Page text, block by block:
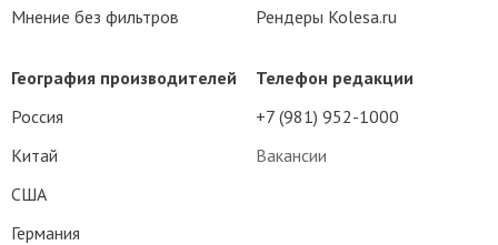
Телефон редакции
+7 (981) 952-1000
Вакансии
Мнение без фильтров
Рендеры Kolesa.ru
География производителей
Россия
Китай
США
Германия